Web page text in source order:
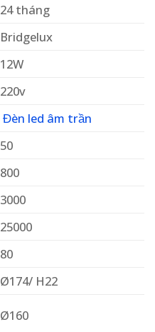
24 tháng
Bridgelux
12W
220v
Đèn led âm trần
50
800
3000
25000
80
Ø174/ H22
Ø160